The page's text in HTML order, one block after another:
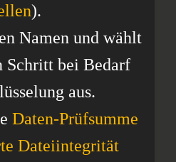
).
Namen und wählt
Schritt bei Bedarf
aus.
Daten-Prüfsumme
Dateiintegrität